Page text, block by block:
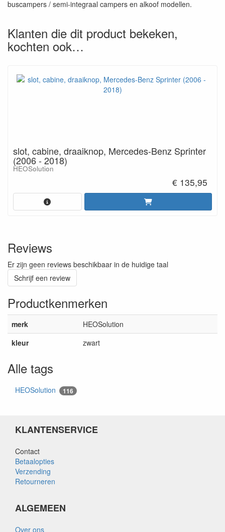
buscampers / semi-integraal campers en alkoof modellen.
Klanten die dit product bekeken,
kochten ook…
slot, cabine, draaiknop, Mercedes-Benz Sprinter
(2006 - 2018)
HEOSolution
€ 135,95
Reviews
Er zijn geen reviews beschikbaar in de huidige taal
Schrijf een review
Productkenmerken
merk
HEOSolution
kleur
zwart
Alle tags
HEOSolution 116
KLANTENSERVICE
Contact
Betaalopties
Verzending
Retourneren
ALGEMEEN
Over ons